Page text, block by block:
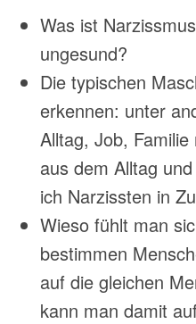
Was ist
ungesund?
Die typischen
erkennen: unter
Alltag, Job,
aus dem Alltag
ich Narzissten in
Wieso fühlt man
bestimmen
auf die gleichen
kann man damit